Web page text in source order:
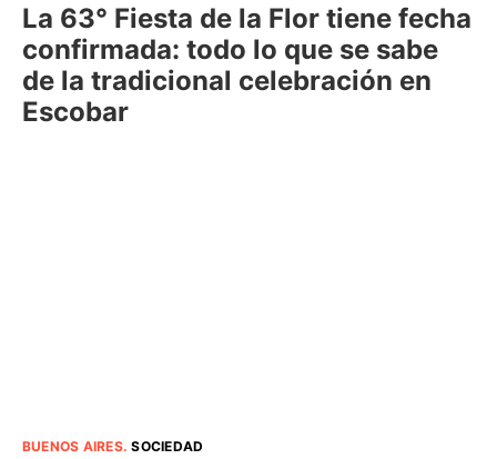
La 63° Fiesta de la Flor tiene fecha
confirmada: todo lo que se sabe
de la tradicional celebración en
Escobar
BUENOS AIRES.SOCIEDAD